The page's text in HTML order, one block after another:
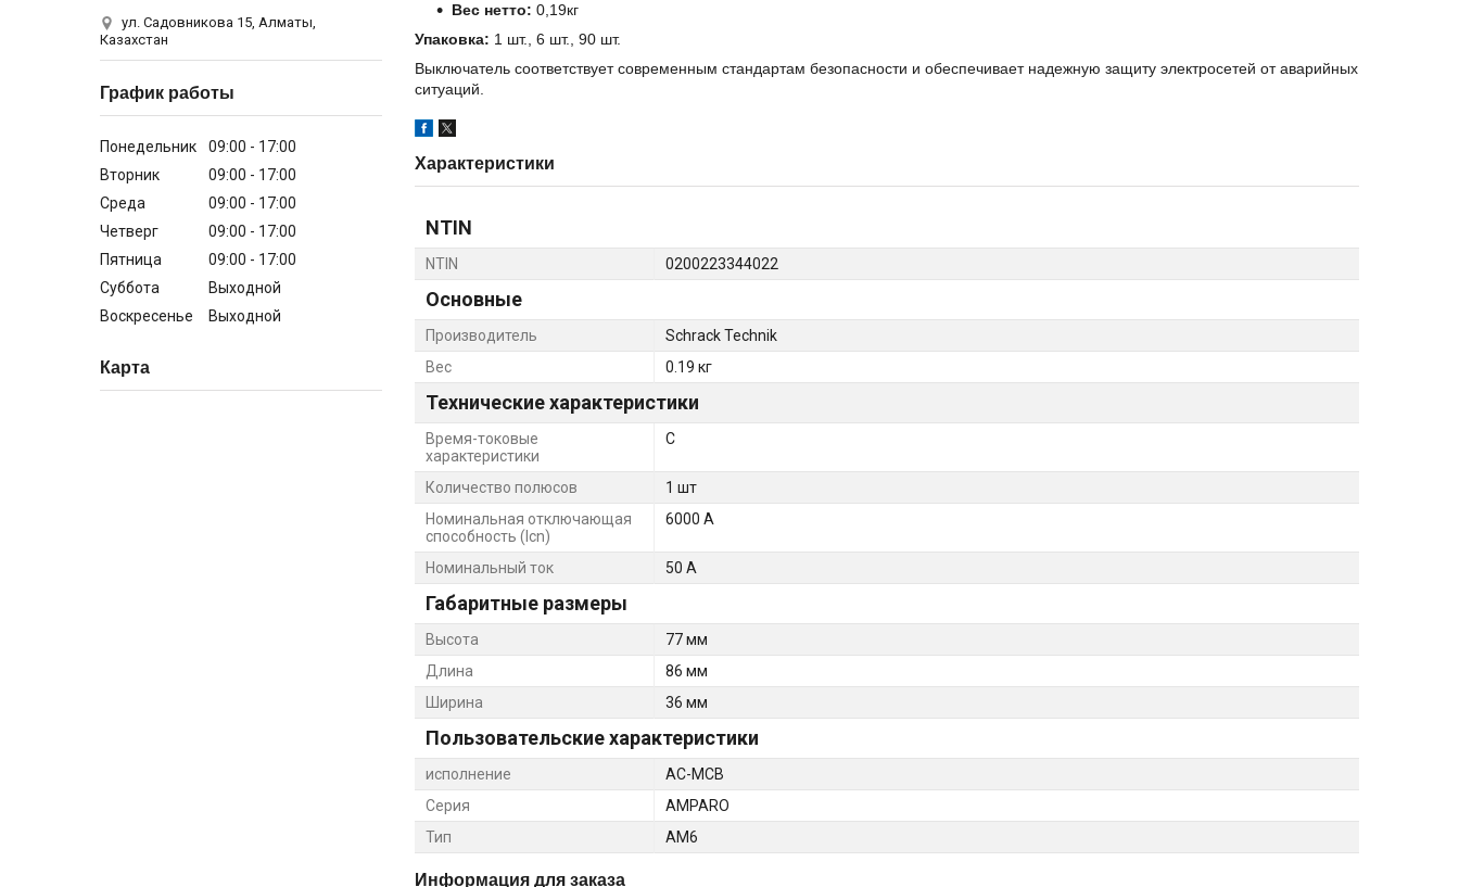
Вес нетто: 0,19кг
Упаковка: 1 шт., 6 шт., 90 шт.
Выключатель соответствует современным стандартам безопасности и обеспечивает надежную защиту электросетей от аварийных
ситуаций.
Характеристики
NTIN
NTIN 0200223344022
Основные
Производитель
Schrack Technik
Вес
0.19 кг
Технические характеристики
Время-токовые
характеристики
C
Количество полюсов
1 шт
Номинальная отключающая
способность (Icn)
6000 А
Номинальный ток 50 А
Габаритные размеры
Высота
77 мм
Длина
86 мм
Ширина
36 мм
Пользовательские характеристики
исполнение
AC-MCB
Серия
AMPARO
Тип
AM6
Информация для заказа
ул. Садовникова 15, Алматы,
Казахстан
График работы
Понедельник 09:00
17:00
Вторник
09:00
17:00
Среда
09:00
17:00
Четверг
09:00
17:00
Пятница
09:00
17:00
Суббота
Выходной
Воскресенье
Выходной
Карта